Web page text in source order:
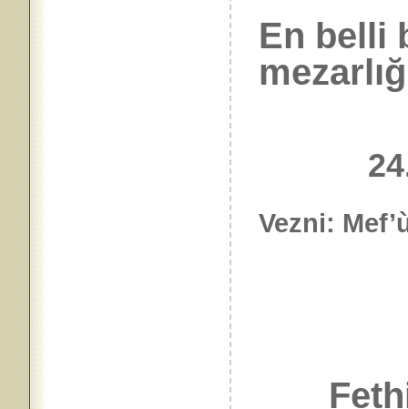
En belli
Vezni: